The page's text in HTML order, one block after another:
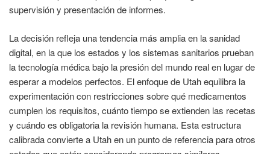
supervisión y presentación de informes.
La decisión refleja una tendencia más amplia en la sanidad
digital, en la que los estados y los sistemas sanitarios prueban
la tecnología médica bajo la presión del mundo real en lugar de
esperar a modelos perfectos. El enfoque de Utah equilibra la
experimentación con restricciones sobre qué medicamentos
cumplen los requisitos, cuánto tiempo se extienden las recetas
y cuándo es obligatoria la revisión humana. Esta estructura
calibrada convierte a Utah en un punto de referencia para otros